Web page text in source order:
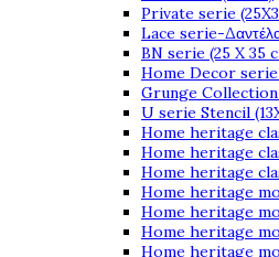
Private serie
Lace serie-
BN serie (25 X 35
Home Decor serie
Grunge Collection
U serie Stencil
Home heritage
Home heritage
Home heritage
Home heritage
Home heritage
Home heritage
Home heritage